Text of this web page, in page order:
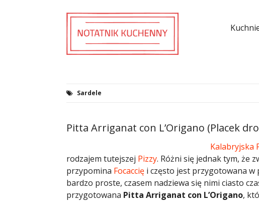
Sardele
Pitta Arriganat con L’Origano (Placek
Kalabryjska
rodzajem tutejszej Pizzy. Różni się jednak tym, że
przypomina Focaccię i często jest przygotowana w
bardzo proste, czasem nadziewa się nimi ciasto
przygotowana Pitta Arriganat con L’Origano,